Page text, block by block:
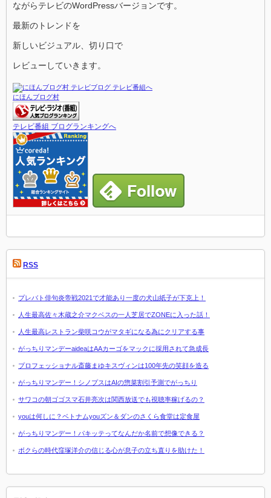
ながらテレビのWordPressバージョンです。
最新のトレンドを
新しいビジュアル、切り口で
レビューしていきます。
にほんブログ村
テレビ番組 ブログランキングへ
RSS
プレバト俳句炎帝戦2021で才能あり一度の犬山紙子が下克上！
人生最高佐々木蔵之介マクベスの一人芝居でZONEに入った話！
人生最高レストラン柴咲コウがマタギになる為にクリアする事
がっちりマンデーaideaはAAカーゴをマックに採用されて急成長
プロフェッショナル斎藤まゆキスヴィンは100年先の笑顔を造る
がっちりマンデー！シノプスはAIの惣菜割引予測でがっちり
サワコの朝ゴゴスマ石井亮次は関西放送でも視聴率稼げるの？
youは何しに？ベトナムyouズン＆ダンのさくら食堂は定食屋
がっちりマンデー！パキッテってなんだか名前で想像できる？
ボクらの時代窪塚洋介の信じる心が息子の立ち直りを助けた！